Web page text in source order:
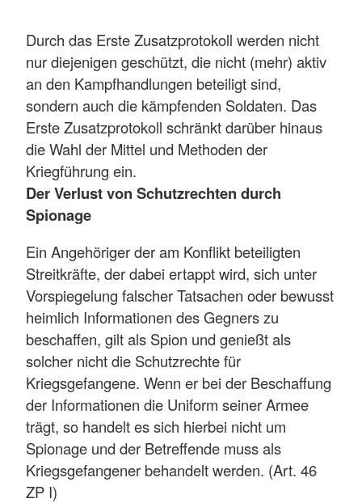
Durch das Erste Zusatzprotokoll werden nicht
nur diejenigen geschützt, die nicht (mehr) aktiv
an den Kampfhandlungen beteiligt sind,
sondern auch die kämpfenden Soldaten. Das
Erste Zusatzprotokoll schränkt darüber hinaus
die Wahl der Mittel und Methoden der
Kriegführung ein.
Der Verlust von Schutzrechten durch
Spionage
Ein Angehöriger der am Konflikt beteiligten
Streitkräfte, der dabei ertappt wird, sich unter
Vorspiegelung falscher Tatsachen oder bewusst
heimlich Informationen des Gegners zu
beschaffen, gilt als Spion und genießt als
solcher nicht die Schutzrechte für
Kriegsgefangene. Wenn er bei der Beschaffung
der Informationen die Uniform seiner Armee
trägt, so handelt es sich hierbei nicht um
Spionage und der Betreffende muss als
Kriegsgefangener behandelt werden. (Art. 46
ZP I)